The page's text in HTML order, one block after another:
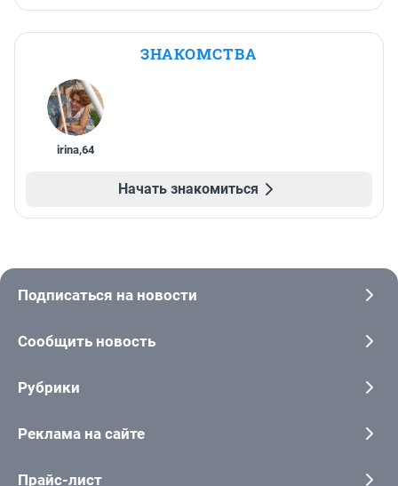
ЗНАКОМСТВА
irina,64
Начать знакомиться
Подписаться на новости
Сообщить новость
Рубрики
Реклама на сайте
Прайс-лист